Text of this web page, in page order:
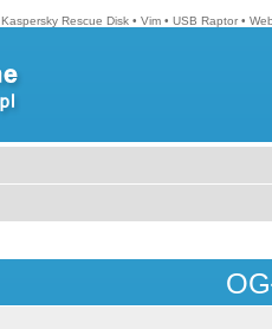
Kaspersky Rescue Disk • Vim • USB Raptor •